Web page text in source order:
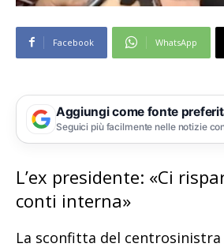
Facebook WhatsApp
Aggiungi come fonte
Seguici più facilmente nelle notizie
L’ex presidente: «Ci
conti interna»
La sconfitta del centrosinistra